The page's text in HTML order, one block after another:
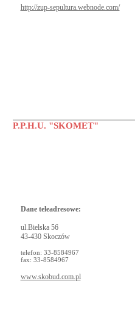
http://zup-sepultura.webnode.com/
P.P.H.U. "SKOMET"
Dane teleadresowe:
ul.Bielska 56
43-430 Skoczów
telefon: 33-8584967
fax: 33-8584967
www.skobud.com.pl